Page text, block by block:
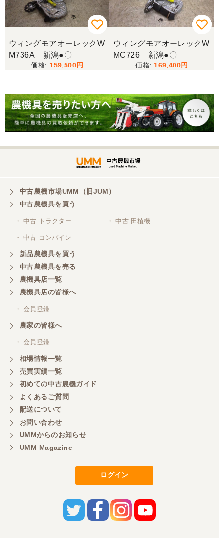
ウィングモアオーレックW
M736A 新潟●〇
159,500
ウィングモアオーレックW
MC726 新潟●〇
169,400
中古農機市場UMM（旧JUM）
中古農機具を買う
・ 中古 トラクター ・ 中古 田植機
・ 中古 コンバイン
新品農機具を買う
中古農機具を売る
農機具店一覧
農機具店の皆様へ
・ 会員登録
農家の皆様へ
・ 会員登録
相場情報一覧
売買実績一覧
初めての中古農機ガイド
よくあるご質問
配送について
お問い合わせ
UMMからのお知らせ
UMM Magazine
ログイン